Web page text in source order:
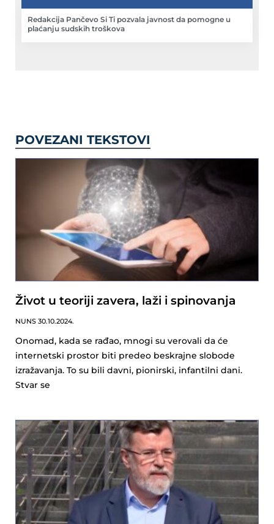
Redakcija Pančevo Si Ti pozvala javnost da pomogne u
plaćanju sudskih troškova
POVEZANI TEKSTOVI
Život u teoriji zavera, laži i spinovanja
NUNS 30.10.2024.
Onomad, kada se rađao, mnogi su verovali da će
internetski prostor biti predeo beskrajne slobode
izražavanja. To su bili davni, pionirski, infantilni dani.
Stvar se